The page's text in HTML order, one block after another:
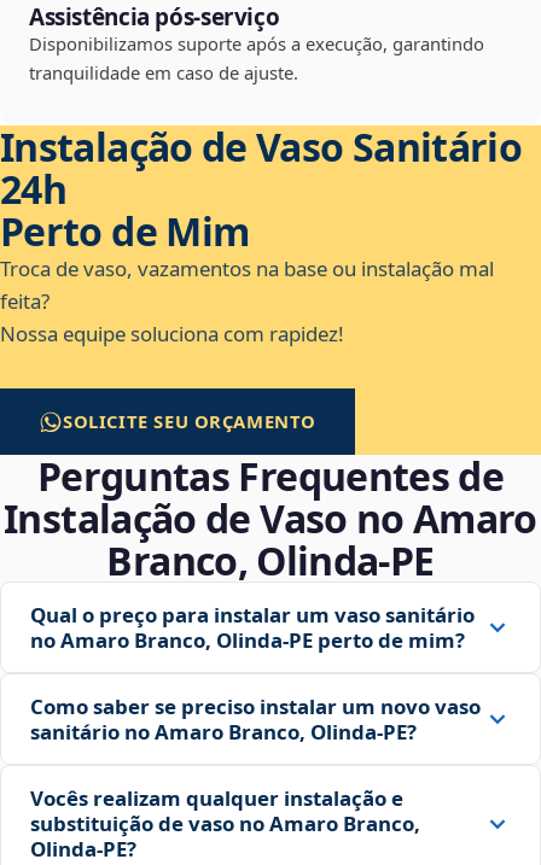
Assistência pós-serviço
Disponibilizamos suporte após a execução, garantindo
tranquilidade em caso de ajuste.
Instalação de Vaso Sanitário
24h
Perto de Mim
Troca de vaso, vazamentos na base ou instalação mal
feita?
Nossa equipe soluciona com rapidez!
SOLICITE SEU ORÇAMENTO
Perguntas Frequentes de
Instalação de Vaso no Amaro
Branco, Olinda‑PE
Qual o preço para instalar um vaso sanitário
no Amaro Branco, Olinda‑PE perto de mim?
Como saber se preciso instalar um novo vaso
sanitário no Amaro Branco, Olinda‑PE?
Vocês realizam qualquer instalação e
substituição de vaso no Amaro Branco,
Olinda‑PE?